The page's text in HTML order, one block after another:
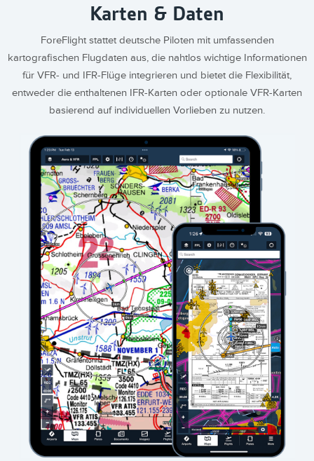
Karten & Daten
ForeFlight stattet deutsche Piloten mit umfassenden
kartografischen Flugdaten aus, die nahtlos wichtige Informationen
für VFR- und IFR-Flüge integrieren und bietet die Flexibilität,
entweder die enthaltenen IFR-Karten oder optionale VFR-Karten
basierend auf individuellen Vorlieben zu nutzen.